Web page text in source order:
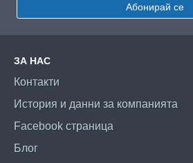
Абонирай се
ЗА НАС
Контакти
История и данни за компанията
Facebook страница
Блог